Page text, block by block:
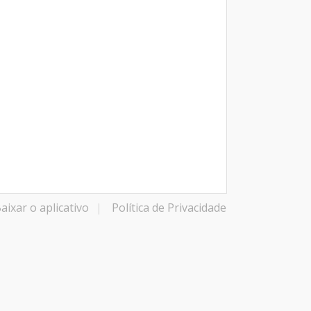
o aplicativo | Política de Privacidade